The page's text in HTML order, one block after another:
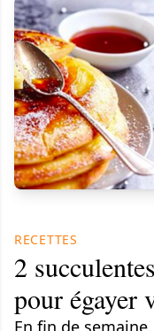
RECETTES
2
pour égayer